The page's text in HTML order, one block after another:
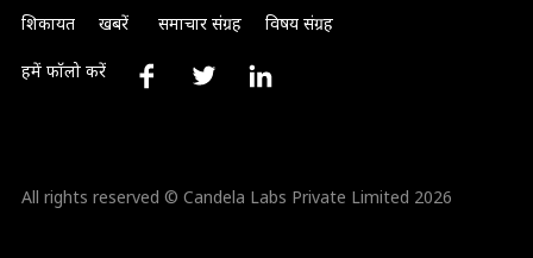
शिकायत
खबरें समाचार संग्रह विषय संग्रह
हमें फॉलो करें
All rights reserved © Candela Labs Private Limited 2026